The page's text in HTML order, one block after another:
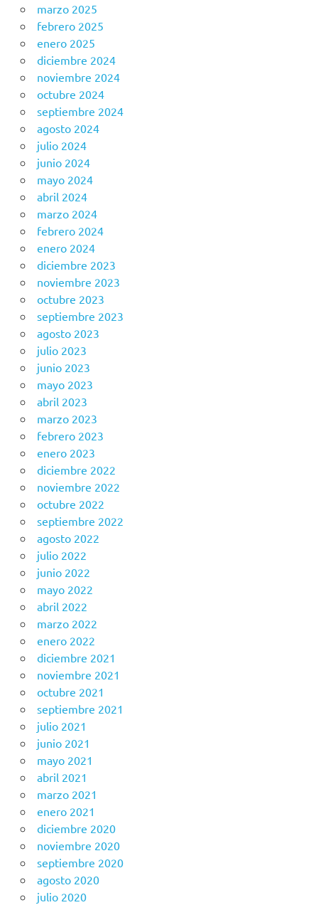
marzo 2025
febrero 2025
enero 2025
diciembre 2024
noviembre 2024
octubre 2024
septiembre 2024
agosto 2024
julio 2024
junio 2024
mayo 2024
abril 2024
marzo 2024
febrero 2024
enero 2024
diciembre 2023
noviembre 2023
octubre 2023
septiembre 2023
agosto 2023
julio 2023
junio 2023
mayo 2023
abril 2023
marzo 2023
febrero 2023
enero 2023
diciembre 2022
noviembre 2022
octubre 2022
septiembre 2022
agosto 2022
julio 2022
junio 2022
mayo 2022
abril 2022
marzo 2022
enero 2022
diciembre 2021
noviembre 2021
octubre 2021
septiembre 2021
julio 2021
junio 2021
mayo 2021
abril 2021
marzo 2021
enero 2021
diciembre 2020
noviembre 2020
septiembre 2020
agosto 2020
julio 2020